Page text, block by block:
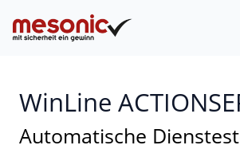
WinLine
Automatische